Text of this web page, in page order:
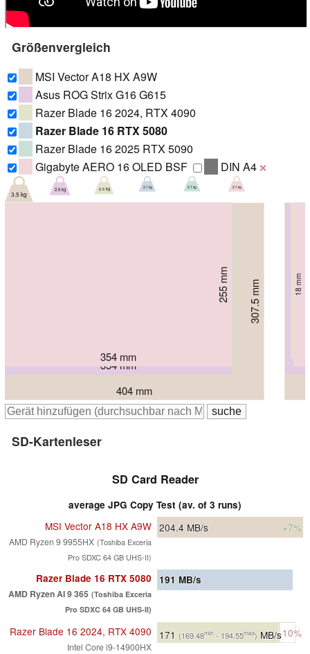
Größenvergleich
MSI Vector A18 HX A9W
Asus ROG Strix G16 G615
Razer Blade 16 2024, RTX 4090
Razer Blade 16 RTX 5080
Razer Blade 16 2025 RTX 5090
Gigabyte AERO 16 OLED BSF
DIN A4 ❌
404 mm
307.5 mm 32.05 mm
3.5 kg
354 mm
268 mm 30.8 mm
2.6 kg
355 mm
244 mm 22 mm
2.5 kg
355 mm
250.5 mm 17.4 mm
2.1 kg
355 mm
250.5 mm 17.4 mm
2.1 kg
354 mm
255 mm 18 mm
2.1 kg
SD-Kartenleser
SD Card Reader
average JPG Copy Test (av. of 3 runs)
MSI Vector A18 HX A9W
AMD Ryzen 9 9955HX (Toshiba Exceria
Pro SDXC 64 GB UHS-II)
204.4 MB/s +7%
Razer Blade 16 RTX 5080
AMD Ryzen AI 9 365 (Toshiba Exceria
Pro SDXC 64 GB UHS-II)
191 MB/s
Razer Blade 16 2024, RTX 4090
Intel Core i9-14900HX
171 (169.48min - 194.55max) MB/s-10%